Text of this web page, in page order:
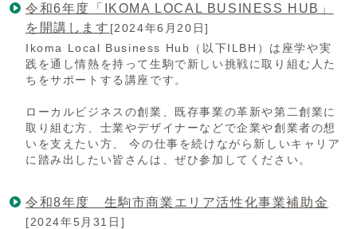
令和6年度「IKOMA LOCAL BUSINESS HUB」
を開講します [2024年6月20日]
Ikoma Local Business Hub（以下ILBH）は座学や実
践を通し情熱を持って生駒で新しい挑戦に取り組む人た
ちをサポートする講座です。
ローカルビジネスの創業、既存事業の革新や第二創業に
取り組む方、士業やデザイナーなどで企業や創業者の想
いを支えたい方、 今の仕事を続けながら新しいキャリア
に踏み出したい皆さんは、ぜひ参加してください。
令和8年度 生駒市商業エリア活性化事業補助金
[2024年5月31日]